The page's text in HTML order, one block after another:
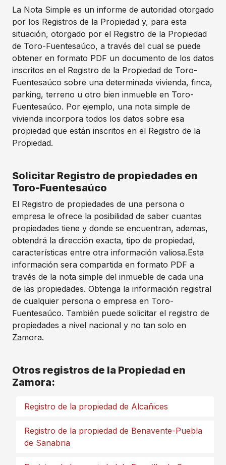
La Nota Simple es un informe de autoridad otorgado
por los Registros de la Propiedad y, para esta
situación, otorgado por el Registro de la Propiedad
de Toro-Fuentesaúco, a través del cual se puede
obtener en formato PDF un documento de los datos
inscritos en el Registro de la Propiedad de Toro-
Fuentesaúco sobre una determinada vivienda, finca,
parking, terreno u otro bien inmueble en Toro-
Fuentesaúco. Por ejemplo, una nota simple de
vivienda incorpora todos los datos sobre esa
propiedad que están inscritos en el Registro de la
Propiedad.
Solicitar Registro de propiedades en
Toro-Fuentesaúco
El Registro de propiedades de una persona o
empresa le ofrece la posibilidad de saber cuantas
propiedades tiene y donde se encuentran, ademas,
obtendrá la dirección exacta, tipo de propiedad,
características entre otra información valiosa.Esta
información sera compartida en formato PDF a
través de la nota simple del inmueble de cada una
de las propiedades. Obtenga la información registral
de cualquier persona o empresa en Toro-
Fuentesaúco. También puede solicitar el registro de
propiedades a nivel nacional y no tan solo en
Zamora.
Otros registros de la Propiedad en
Zamora:
Registro de la propiedad de Alcañices
Registro de la propiedad de Benavente-Puebla
de Sanabria